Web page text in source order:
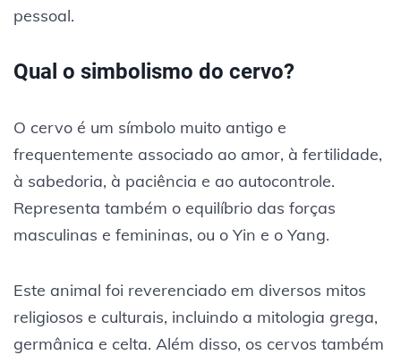
pessoal.
Qual o simbolismo do cervo?
O cervo é um símbolo muito antigo e
frequentemente associado ao amor, à fertilidade,
à sabedoria, à paciência e ao autocontrole.
Representa também o equilíbrio das forças
masculinas e femininas, ou o Yin e o Yang.
Este animal foi reverenciado em diversos mitos
religiosos e culturais, incluindo a mitologia grega,
germânica e celta. Além disso, os cervos também